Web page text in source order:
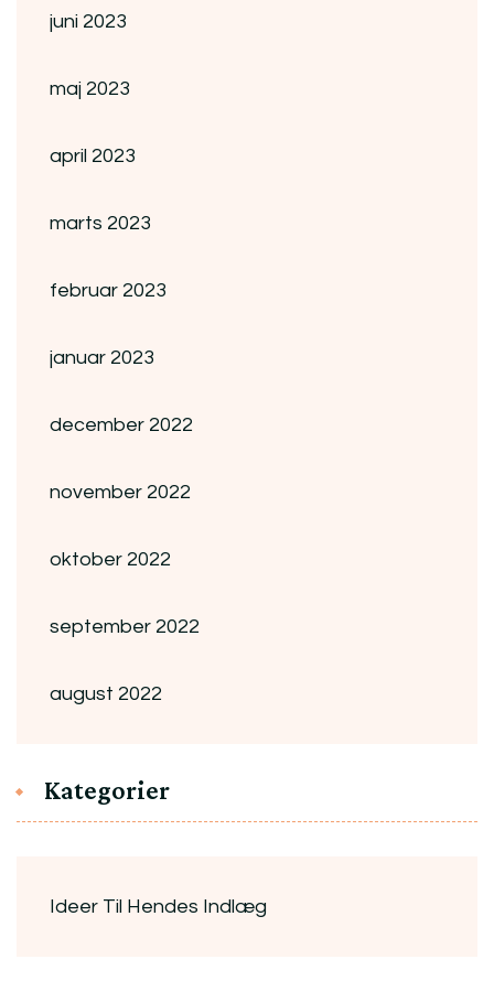
juni 2023
maj 2023
april 2023
marts 2023
februar 2023
januar 2023
december 2022
november 2022
oktober 2022
september 2022
august 2022
Kategorier
Ideer Til Hendes Indlæg